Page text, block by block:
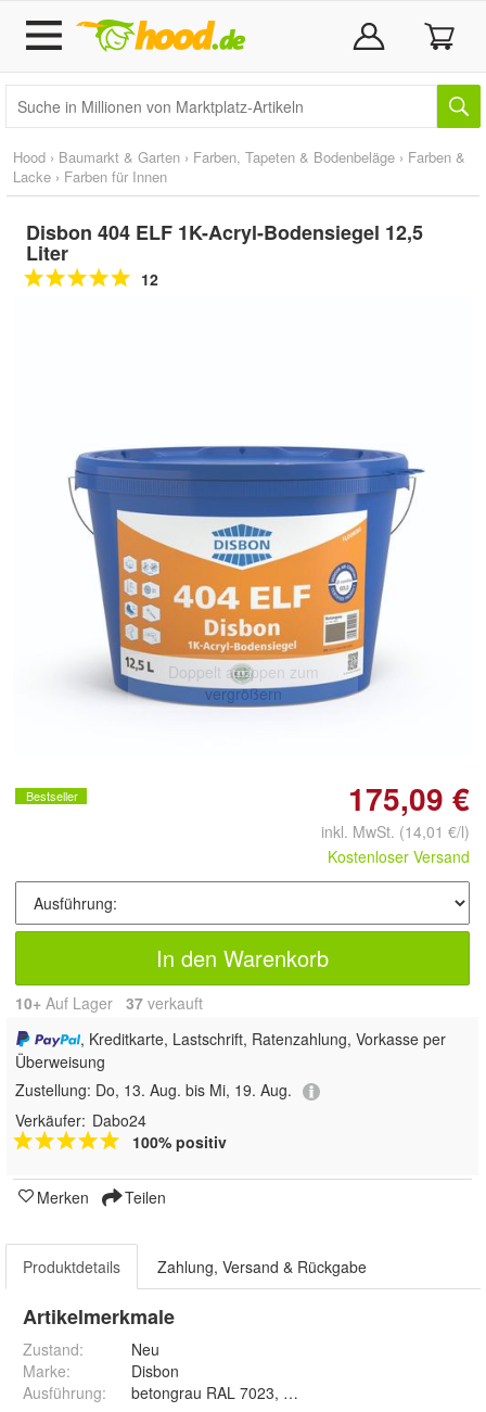
Hood › Baumarkt & Garten › Farben, Tapeten & Bodenbeläge › Farben &
Lacke › Farben für Innen
Disbon 404 ELF 1K-Acryl-Bodensiegel 12,5
Liter
12
Doppelt antippen zum
vergrößern
Bestseller 175,09 €
inkl. MwSt. (14,01 €/l)
Kostenloser Versand
In den Warenkorb
10+ Auf Lager 37 verkauft
, Kreditkarte, Lastschrift, Ratenzahlung, Vorkasse per
Überweisung
Zustellung: Do, 13. Aug. bis Mi, 19. Aug.
Verkäufer: Dabo24
100% positiv
Merken Teilen
Produktdetails Zahlung, Versand & Rückgabe
Artikelmerkmale
Zustand:
Neu
Marke:
Disbon
Ausführung: